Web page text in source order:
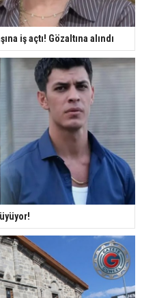
iş açtı! Gözaltına alındı